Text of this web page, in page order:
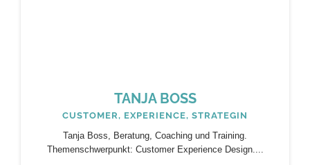
TANJA BOSS
CUSTOMER, EXPERIENCE, STRATEGIN
Tanja Boss, Beratung, Coaching und Training.
Themenschwerpunkt: Customer Experience Design....